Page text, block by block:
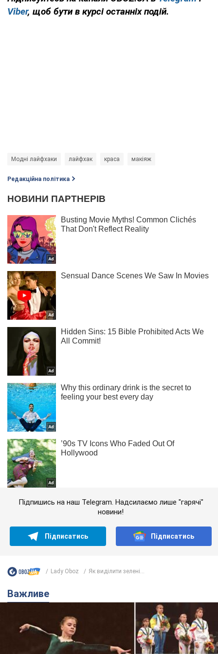
Viber, щоб бути в курсі останніх подій.
Модні лайфхаки лайфхак краса макіяж
Редакційна політика
Підпишись на наш Telegram. Надсилаємо лише "гарячі"
новини!
Підписатись Підписатись
Lady Oboz Як виділити зелені...
Важливе